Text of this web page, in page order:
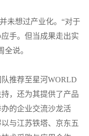
未想过产业化。“对于
手。但当成果走出实
说。
推荐至星河WORLD
，还为其提供了产品
的企业交流沙龙活
与江苏铁塔、京东五